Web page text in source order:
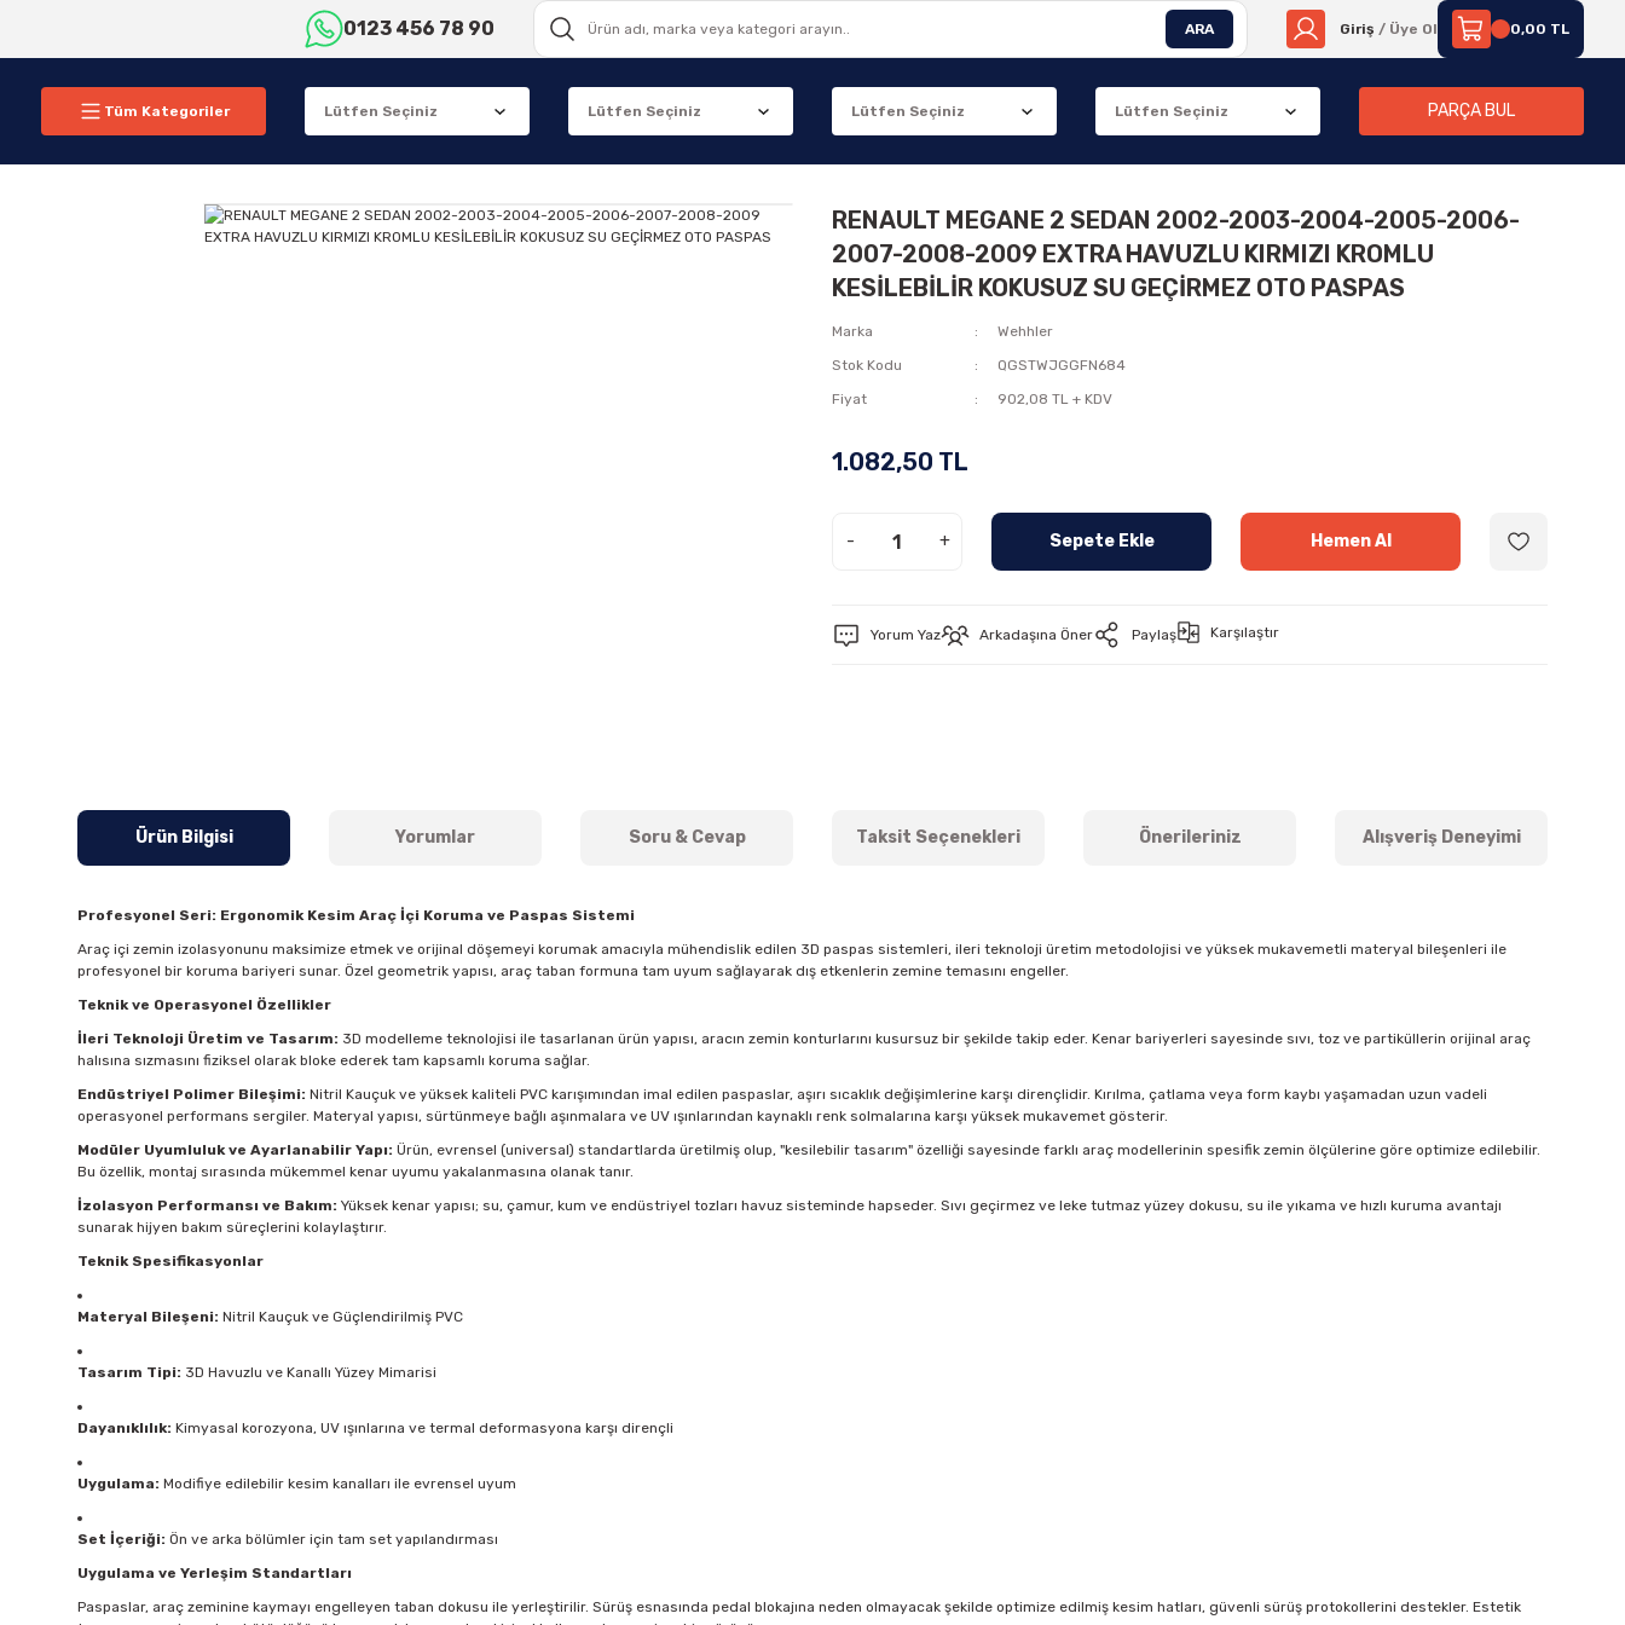
0123 456 78 90 ARA Giriş / Üye Ol 0,00 TL
Tüm Kategoriler PARÇA BUL
RENAULT MEGANE 2 SEDAN 2002-2003-2004-2005-2006-
2007-2008-2009 EXTRA HAVUZLU KIRMIZI KROMLU
KESİLEBİLİR KOKUSUZ SU GEÇİRMEZ OTO PASPAS
Marka
Wehhler
Stok Kodu
QGSTWJGGFN684
Fiyat
902,08 TL + KDV
1.082,50 TL
- + Sepete Ekle Hemen Al
Yorum Yaz Arkadaşına Öner Paylaş Karşılaştır
Ürün Bilgisi Yorumlar Soru & Cevap Taksit Seçenekleri Önerileriniz Alışveriş Deneyimi
Profesyonel Seri: Ergonomik Kesim Araç İçi Koruma ve Paspas Sistemi
Araç içi zemin izolasyonunu maksimize etmek ve orijinal döşemeyi korumak amacıyla mühendislik edilen 3D paspas sistemleri, ileri teknoloji üretim metodolojisi ve yüksek mukavemetli materyal bileşenleri ile
profesyonel bir koruma bariyeri sunar. Özel geometrik yapısı, araç taban formuna tam uyum sağlayarak dış etkenlerin zemine temasını engeller.
Teknik ve Operasyonel Özellikler
İleri Teknoloji Üretim ve Tasarım: 3D modelleme teknolojisi ile tasarlanan ürün yapısı, aracın zemin konturlarını kusursuz bir şekilde takip eder. Kenar bariyerleri sayesinde sıvı, toz ve partiküllerin orijinal araç
halısına sızmasını fiziksel olarak bloke ederek tam kapsamlı koruma sağlar.
Endüstriyel Polimer Bileşimi: Nitril Kauçuk ve yüksek kaliteli PVC karışımından imal edilen paspaslar, aşırı sıcaklık değişimlerine karşı dirençlidir. Kırılma, çatlama veya form kaybı yaşamadan uzun vadeli
operasyonel performans sergiler. Materyal yapısı, sürtünmeye bağlı aşınmalara ve UV ışınlarından kaynaklı renk solmalarına karşı yüksek mukavemet gösterir.
Modüler Uyumluluk ve Ayarlanabilir Yapı: Ürün, evrensel (universal) standartlarda üretilmiş olup, "kesilebilir tasarım" özelliği sayesinde farklı araç modellerinin spesifik zemin ölçülerine göre optimize edilebilir.
Bu özellik, montaj sırasında mükemmel kenar uyumu yakalanmasına olanak tanır.
İzolasyon Performansı ve Bakım: Yüksek kenar yapısı; su, çamur, kum ve endüstriyel tozları havuz sisteminde hapseder. Sıvı geçirmez ve leke tutmaz yüzey dokusu, su ile yıkama ve hızlı kuruma avantajı
sunarak hijyen bakım süreçlerini kolaylaştırır.
Teknik Spesifikasyonlar
Materyal Bileşeni: Nitril Kauçuk ve Güçlendirilmiş PVC
Tasarım Tipi: 3D Havuzlu ve Kanallı Yüzey Mimarisi
Dayanıklılık: Kimyasal korozyona, UV ışınlarına ve termal deformasyona karşı dirençli
Uygulama: Modifiye edilebilir kesim kanalları ile evrensel uyum
Set İçeriği: Ön ve arka bölümler için tam set yapılandırması
Uygulama ve Yerleşim Standartları
Paspaslar, araç zeminine kaymayı engelleyen taban dokusu ile yerleştirilir. Sürüş esnasında pedal blokajına neden olmayacak şekilde optimize edilmiş kesim hatları, güvenli sürüş protokollerini destekler. Estetik